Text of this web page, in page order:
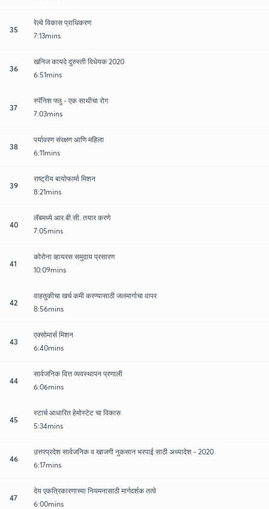
35
रेल्वे विकास प्राधिकरण
7:13mins
36
खनिज कायदे दुरुस्ती विधेयक 2020
6:51mins
37
स्पॅनिश फ्लु - एक साथीचा रोग
7:03mins
38
पर्यावरण संरक्षण आणि महिला
6:11mins
39
राष्ट्रीय बायोफार्मा मिशन
8:21mins
40
लॅबमध्ये आर.बी.सी. तयार करणे
7:05mins
41
कोरोना व्हायरस समुदाय प्रसारण
10:09mins
42
वाहतुकीचा खर्च कमी करण्यासाठी जलमार्गाचा वापर
8:56mins
43
एक्सोमार्स मिशन
6:40mins
44
सार्वजनिक वित्त व्यवस्थापन प्रणाली
6:06mins
45
स्टार्च आधारित हेमोस्टेट चा विकास
5:34mins
46
उत्तरप्रदेश सार्वजनिक व खाजगी नुकसान भरपाई साठी अध्यादेश - 2020
6:17mins
47
देय एकत्रिकारणाच्या नियमनासाठी मार्गदर्शक तत्वे
6:00mins